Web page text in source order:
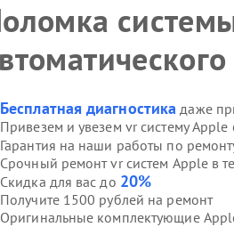
Бесплатная диагностика даже
Привезем и увезем vr систему Apple
Гарантия на наши работы по
Срочный ремонт vr систем Apple в
Скидка для вас до 20%
Получите 1500 рублей на ремонт
Оригинальные комплектующие